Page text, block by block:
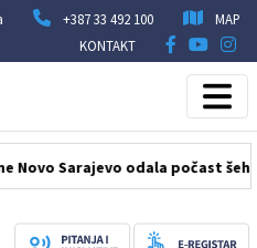
+387 33 492 100
MAP
KONTAKT
odala počast šehidima i